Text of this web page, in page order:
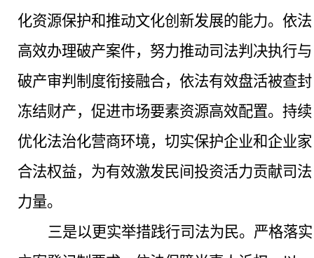
化资源保护和推动文化创新发展的能力。依法
高效办理破产案件，努力推动司法判决执行与
破产审判制度衔接融合，依法有效盘活被查封
冻结财产，促进市场要素资源高效配置。持续
优化法治化营商环境，切实保护企业和企业家
合法权益，为有效激发民间投资活力贡献司法
力量。
三是以更实举措践行司法为民。 严格落实